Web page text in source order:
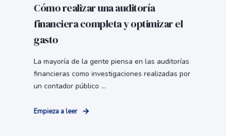
Cómo realizar una auditoría
financiera completa y optimizar el
gasto
La mayoría de la gente piensa en las auditorías
financieras como investigaciones realizadas por
un contador público ...
Empieza a leer